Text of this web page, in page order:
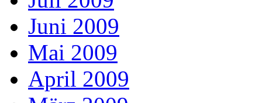
Juni 2009
Mai 2009
April 2009